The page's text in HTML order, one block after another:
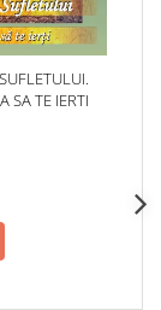
SA TE IERTI